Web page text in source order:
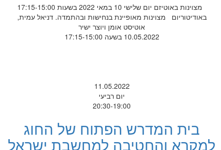
מצוינות באוטיזם יום שלישי 10 במאי 2022 בשעות 17:15-15:00
באודיטוריום מצוינות מאופיינת בנחישות ובהתמדה. דניאל עמית,
אוטיסט אומן ויוצר ישיר
10.05.2022 בשעה 17:15-15:00
11.05.2022
יום רביעי
20:30-19:00
בית המדרש הפתוח של החוג
למקרא והחטיבה למחשבת ישראל